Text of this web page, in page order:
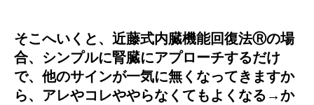
そこへいくと、近藤式内臓機能回復法Ⓡの場
合、シンプルに腎臓にアプローチするだけ
で、他のサインが一気に無くなってきますか
ら、アレやコレややらなくてもよくなる→か